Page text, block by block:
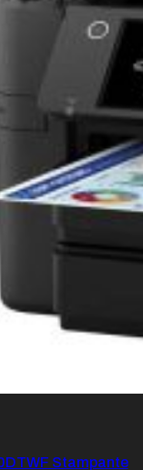
Stampante